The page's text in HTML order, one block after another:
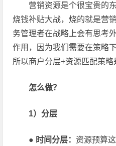
营销资源是个很宝贵的
烧钱补贴大战，烧的就是营
务管理者在战略上会有思考
作用，因为我们需要在策略
所以商户分层+资源匹配策略
怎么做？
1）分层
● 时间分层： 资源预算